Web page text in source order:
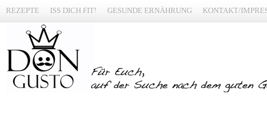
REZEPTE ISS DICH FIT! GESUNDE ERNÄHRUNG KONTAKT/